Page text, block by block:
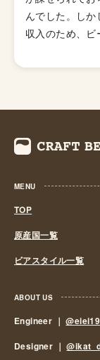
ます。
んでした。し
収入のため、
を消していき
の年間2,000キ
られたことで転
が誕生する流
第1号は新潟県
「オホーツクビ
は功を奏し、日
造所が全国各
に乗って参入
経営は長続きせ
MENU
TOP
原産国一覧
ビアスタイル一覧
ABOUT US
Engineer ｜@eiei19
Designer ｜